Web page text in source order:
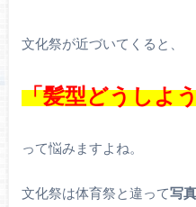
文化祭が近づいてくると、
「髪型どうしよ
って悩みますよね。
文化祭は体育祭と違って写